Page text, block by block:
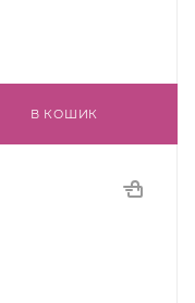
В КОШИК